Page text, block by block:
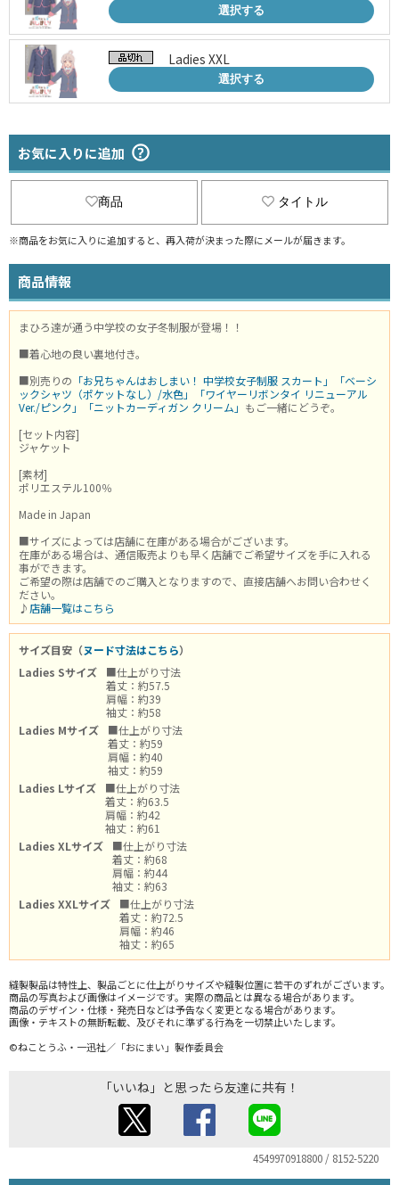
選択する
Ladies XXL
選択する
お気に入りに追加
商品 タイトル
※商品をお気に入りに追加すると、再入荷が決まった際にメールが届きます。
商品情報
まひろ達が通う中学校の女子冬制服が登場！！
■着心地の良い裏地付き。
■別売りの 「お兄ちゃんはおしまい！ 中学校女子制服 スカート」
「ベーシ
ックシャツ（ポケットなし）/水色」
「ワイヤーリボンタイ リニューアル
Ver./ピンク」
「ニットカーディガン クリーム」 もご一緒にどうぞ。
[セット内容]
ジャケット
[素材]
ポリエステル100％
Made in Japan
■サイズによっては店舗に在庫がある場合がございます。
在庫がある場合は、通信販売よりも早く店舗でご希望サイズを手に入れる
事ができます。
ご希望の際は店舗でのご購入となりますので、直接店舗へお問い合わせく
ださい。
♪ 店舗一覧はこちら
サイズ目安（ヌード寸法はこちら）
Ladies Sサイズ
■仕上がり寸法
着丈：約57.5
肩幅：約39
袖丈：約58
Ladies Mサイズ
■仕上がり寸法
着丈：約59
肩幅：約40
袖丈：約59
Ladies Lサイズ
■仕上がり寸法
着丈：約63.5
肩幅：約42
袖丈：約61
Ladies XLサイズ
■仕上がり寸法
着丈：約68
肩幅：約44
袖丈：約63
Ladies XXLサイズ
■仕上がり寸法
着丈：約72.5
肩幅：約46
袖丈：約65
縫製製品は特性上、製品ごとに仕上がりサイズや縫製位置に若干のずれがございます。
商品の写真および画像はイメージです。実際の商品とは異なる場合があります。
商品のデザイン・仕様・発売日などは予告なく変更となる場合があります。
画像・テキストの無断転載、及びそれに準ずる行為を一切禁止いたします。
©ねことうふ・一迅社／「おにまい」製作委員会
「いいね」と思ったら友達に共有！
4549970918800 / 8152-5220